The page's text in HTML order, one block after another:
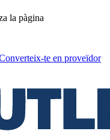
la pàgina
te en proveïdor